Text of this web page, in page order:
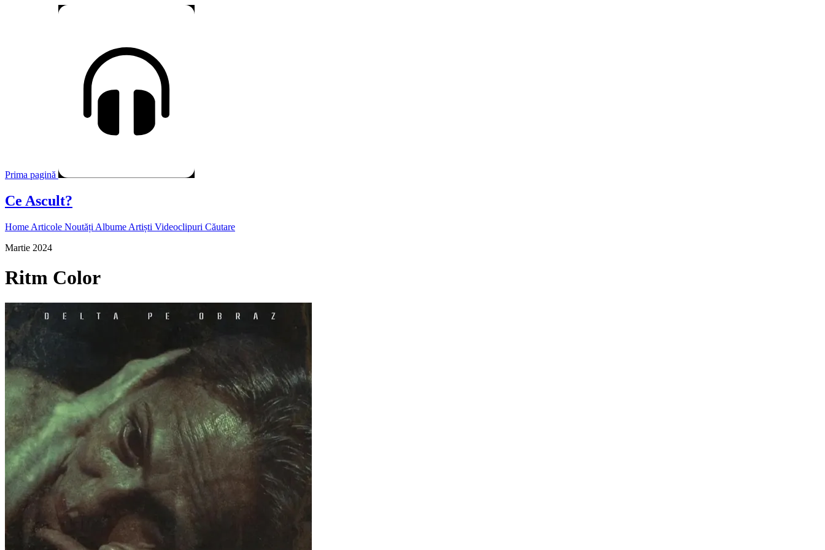
Prima pagină
Ce Ascult?
Home Articole Noutăți Albume Artiști Videoclipuri Căutare
Martie 2024
Ritm Color
Pagina externă
Pagina externă
Pagina externă
DELTA PE OBRAZ
Videoclipuri